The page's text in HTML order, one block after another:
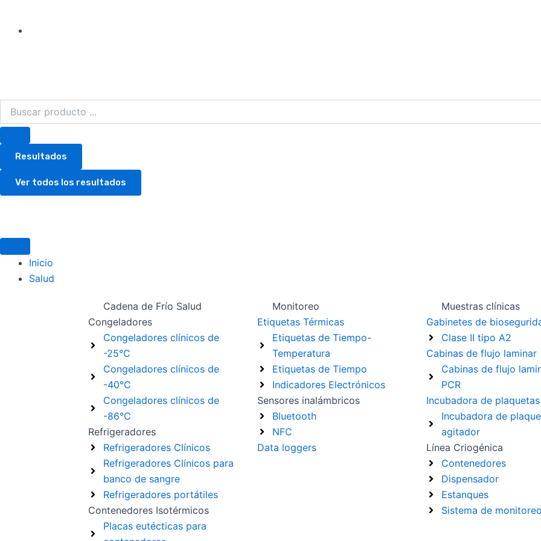
Resultados
Ver todos los resultados
Inicio
Salud
Cadena de Frío Salud
Congeladores
Congeladores clínicos de
-25°C
Congeladores clínicos de
-40°C
Congeladores clínicos de
-86°C
Refrigeradores
Refrigeradores Clínicos
Refrigeradores Clínicos para
banco de sangre
Refrigeradores portátiles
Contenedores Isotérmicos
Placas eutécticas para
Monitoreo
Etiquetas Térmicas
Etiquetas de Tiempo-
Temperatura
Etiquetas de Tiempo
Indicadores Electrónicos
Sensores inalámbricos
Bluetooth
NFC
Data loggers
Muestras clínicas
Gabinetes de
Clase II tipo A2
Cabinas de flujo laminar
Cabinas de flujo
PCR
Incubadora de plaquetas
Incubadora de
agitador
Línea Criogénica
Contenedores
Dispensador
Estanques
Sistema de monitoreo